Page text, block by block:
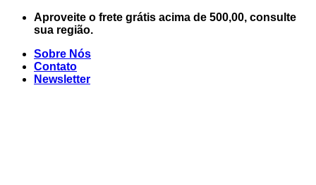
Skip
Aproveite o frete grátis acima de 500,00, consulte
sua região.
Sobre Nós
Contato
Newsletter